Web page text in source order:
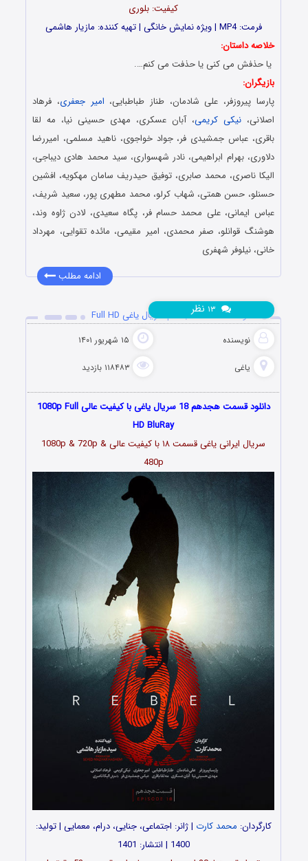
کیفیت: بلوری
فرمت: MP4 | ویژه نمایش خانگی | تهیه کننده: مازیار هاشمی
خلاصه داستان:
یا حذفش می کنی یا حذفت می کنم….
بازیگران:
پارسا پیروزفر، علی شادمان، طناز طباطبایی، امیر جعفری، فرهاد
اصلانی،نیکی کریمی، آبان عسکری، مهدی حسینی نیا، مه لقا
باقری، عباس جمشیدی فر، جواد خواجوی، ناهید مسلمی، امیررضا
دلاوری، بهرام ابراهیمی، نادر شهسواری، سید محمد هادی دیباجی،
الیکا ناصری، محمد صابری، توفیق حیدریف سامان مهکویه، افشین
حسنلو، حسن همتی، شهاب کرلو، محمد مطهری پور، سعید شریف،
عباس ایمانی، علی محمد حسام فر، پگاه سعیدی، لادن ژاوه وند،
هوشنگ قوانلو، صفر محمدی، امیر مقیمی، مائده تقوایی، مهرداد
خانی، نیلوفر شهفری
ادامه مطلب
دانلود قسمت 18 هجدهم سریال یاغی Full HD
نویسنده ۱۵ شهریور ۱۴۰۱
یاغی ۱۱۸۴۸۳ بازدید
نظر
دانلود قسمت هجدهم 18 سریال یاغی با کیفیت عالی 1080p Full
HD BluRay
سریال ایرانی یاغی قسمت۱۸
با کیفیت عالی 1080p & 720p &
480p
کارگردان: محمد کارت | ژانر: اجتماعی، جنایی، درام، معمایی | تولید:
1400 | انتشار: 1401